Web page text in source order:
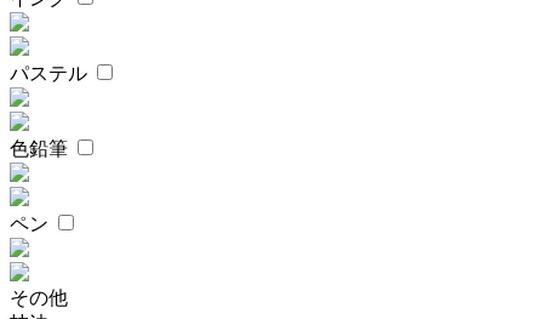
パステル
色鉛筆
ペン
その他